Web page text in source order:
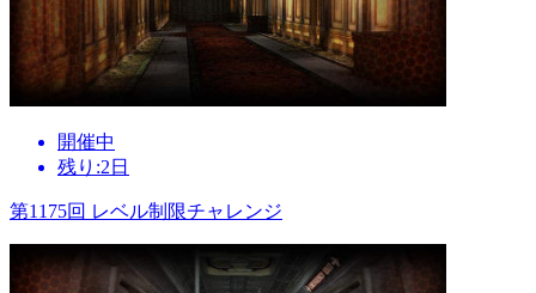
開催中
残り:2日
第1175回 レベル制限チャレンジ